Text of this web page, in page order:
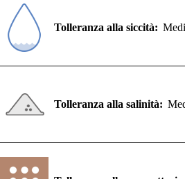
Tolleranza alla siccità:
Tolleranza alla salinità: